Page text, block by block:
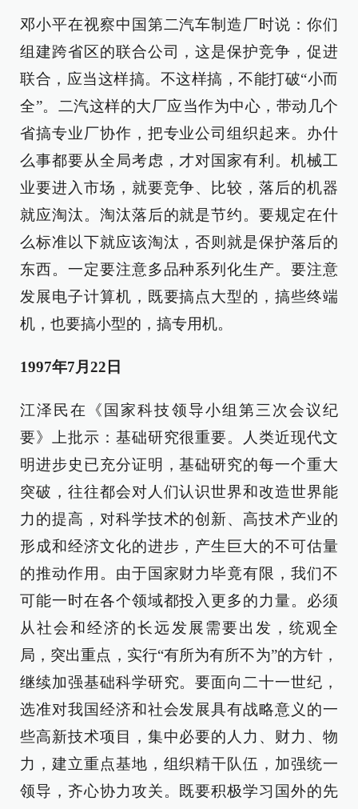
邓小平在视察中国第二汽车制造厂时说：你们
组建跨省区的联合公司，这是保护竞争，促进
联合，应当这样搞。不这样搞，不能打破“小而
全”。二汽这样的大厂应当作为中心，带动几个
省搞专业厂协作，把专业公司组织起来。办什
么事都要从全局考虑，才对国家有利。机械工
业要进入市场，就要竞争、比较，落后的机器
就应淘汰。淘汰落后的就是节约。要规定在什
么标准以下就应该淘汰，否则就是保护落后的
东西。一定要注意多品种系列化生产。要注意
发展电子计算机，既要搞点大型的，搞些终端
机，也要搞小型的，搞专用机。
1997年7月22日
江泽民在《国家科技领导小组第三次会议纪
要》上批示：基础研究很重要。人类近现代文
明进步史已充分证明，基础研究的每一个重大
突破，往往都会对人们认识世界和改造世界能
力的提高，对科学技术的创新、高技术产业的
形成和经济文化的进步，产生巨大的不可估量
的推动作用。由于国家财力毕竟有限，我们不
可能一时在各个领域都投入更多的力量。必须
从社会和经济的长远发展需要出发，统观全
局，突出重点，实行“有所为有所不为”的方针，
继续加强基础科学研究。要面向二十一世纪，
选准对我国经济和社会发展具有战略意义的一
些高新技术项目，集中必要的人力、财力、物
力，建立重点基地，组织精干队伍，加强统一
领导，齐心协力攻关。既要积极学习国外的先